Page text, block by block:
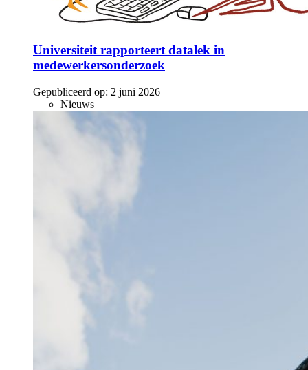
Universiteit rapporteert datalek in
medewerkersonderzoek
Gepubliceerd op: 2 juni 2026
Nieuws